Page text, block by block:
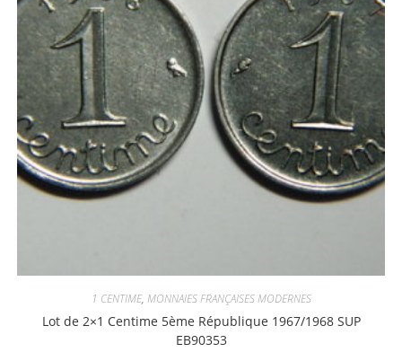
1 CENTIME, MONNAIES FRANÇAISES MODERNES
Lot de 2×1 Centime 5ème République 1967/1968 SUP
EB90353